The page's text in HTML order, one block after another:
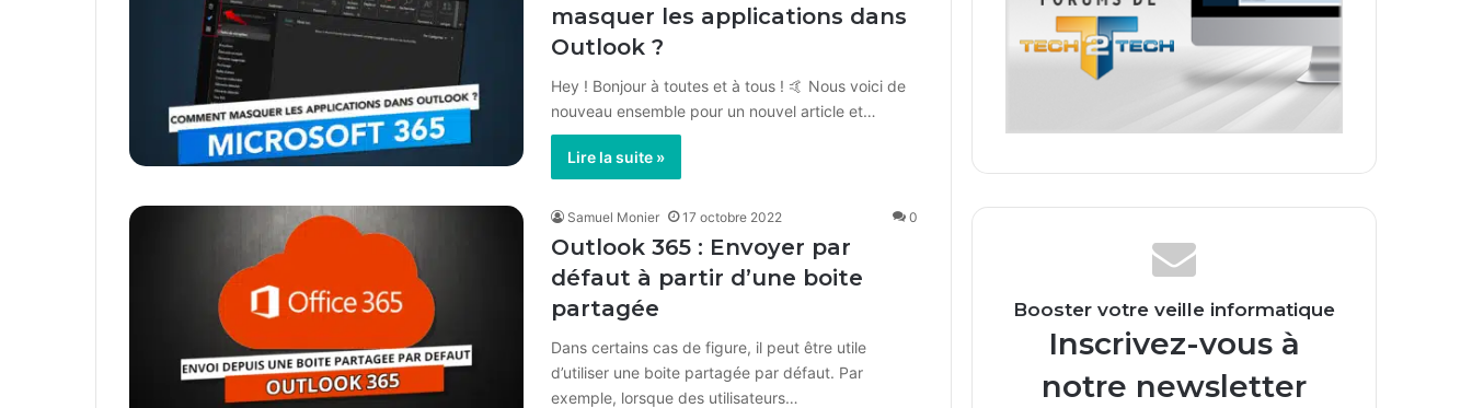
masquer les applications dans
Outlook ?
Hey ! Bonjour à toutes et à tous ! 🤙 Nous voici de
nouveau ensemble pour un nouvel article et…
Lire la suite »
Samuel Monier 17 octobre 2022 0
Outlook 365 : Envoyer par
défaut à partir d’une boite
partagée
Dans certains cas de figure, il peut être utile
d’utiliser une boite partagée par défaut. Par
exemple, lorsque des utilisateurs…
Booster votre veille informatique
Inscrivez-vous à
notre newsletter